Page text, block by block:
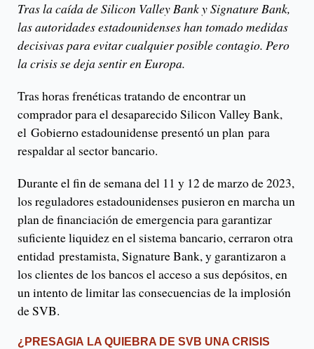
Tras la caída de Silicon Valley Bank y Signature Bank,
las autoridades estadounidenses han tomado medidas
decisivas para evitar cualquier posible contagio. Pero
la crisis se deja sentir en Europa.
Tras horas frenéticas tratando de encontrar un
comprador para el desaparecido Silicon Valley Bank,
el Gobierno estadounidense presentó un plan para
respaldar al sector bancario.
Durante el fin de semana del 11 y 12 de marzo de 2023,
los reguladores estadounidenses pusieron en marcha un
plan de financiación de emergencia para garantizar
suficiente liquidez en el sistema bancario, cerraron otra
entidad prestamista, Signature Bank, y garantizaron a
los clientes de los bancos el acceso a sus depósitos, en
un intento de limitar las consecuencias de la implosión
de SVB.
¿PRESAGIA LA QUIEBRA DE SVB UNA CRISIS